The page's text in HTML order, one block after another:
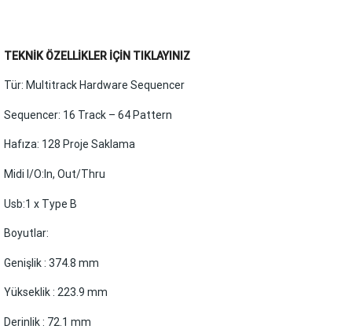
TEKNİK ÖZELLİKLER İÇİN TIKLAYINIZ
Tür: Multitrack Hardware Sequencer
Sequencer: 16 Track – 64 Pattern
Hafıza: 128 Proje Saklama
Midi I/O:In, Out/Thru
Usb:1 x Type B
Boyutlar:
Genişlik : 374.8 mm
Yükseklik : 223.9 mm
Derinlik : 72.1 mm